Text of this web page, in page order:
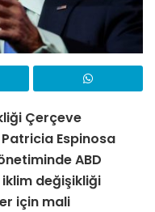
Çerçeve
Espinosa
ABD
iklim değişikliği
için mali